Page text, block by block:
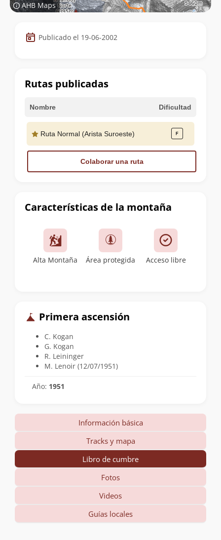
AHB Maps
Datos
de
cumbre
Publicado el 19-06-2002
Características de la montaña
Alta Montaña Área protegida Acceso libre
Primera ascensión
C. Kogan
G. Kogan
R. Leininger
M. Lenoir (12/07/1951)
Año: 1951
Rutas publicadas
Nombre Dificultad
Ruta Normal (Arista Suroeste)
Colaborar una ruta
Información básica
Tracks y mapa
Libro de cumbre
Fotos
Videos
Guías locales